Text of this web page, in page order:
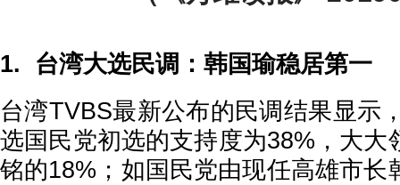
1. 台湾大选民调：韩国瑜稳居第一
台湾TVBS最新公布的民调结果显示
选国民党初选的支持度为38%，大大
铭的18%；如国民党由现任高雄市长